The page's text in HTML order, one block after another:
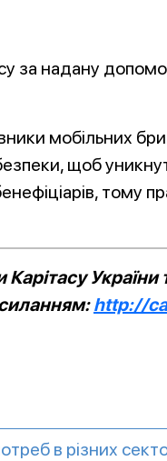
за надану
мобільних
щоб
тому
України
http://
в різних